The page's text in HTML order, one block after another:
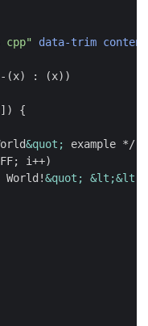
data-trim
&quot;
&quot; &lt;&lt;